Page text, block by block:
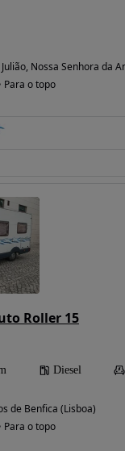
Nossa Senhora da
Para o topo
Roller 15
Diesel
de Benfica (Lisboa)
Para o topo